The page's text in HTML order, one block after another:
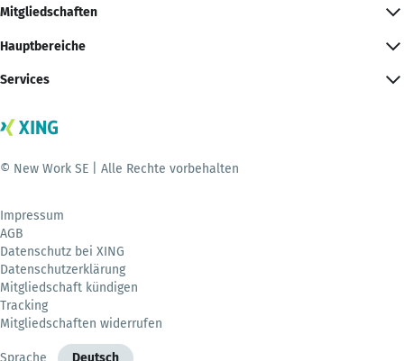
Mitgliedschaften
Hauptbereiche
Services
© New Work SE | Alle Rechte vorbehalten
Impressum
AGB
Datenschutz bei XING
Datenschutzerklärung
Mitgliedschaft kündigen
Tracking
Mitgliedschaften widerrufen
Sprache Deutsch